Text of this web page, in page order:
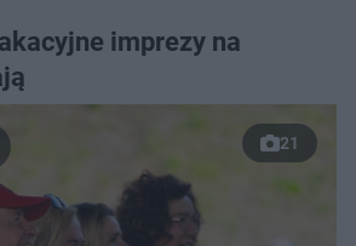
imprezy na
21